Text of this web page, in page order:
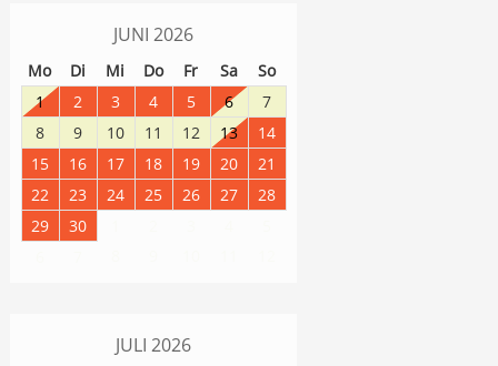
JUNI 2026
Mo Di Mi Do Fr Sa
So
1
2 3 4 5 6
7
8
9 10 11 12 13
14
15
16 17 18 19 20
21
22
23 24 25 26 27
28
29
30
JULI 2026